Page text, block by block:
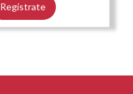
Regístrate